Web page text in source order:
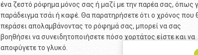
ένα ζεστό ρόφημα μόνος σας ή μαζί με την παρέα σας, όπως
παράδειγμα τσάι ή καφέ. Θα παρατηρήσετε ότι ο χρόνος που
περάσει απολαμβάνοντας το ρόφημά σας, μπορεί να σας
βοηθήσει να συνειδητοποιήσετε πόσο χορτάτος είστε και να
αποφύγετε το γλυκό.